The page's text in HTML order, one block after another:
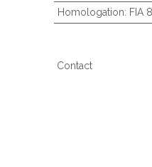
Homologation: FIA
Contact